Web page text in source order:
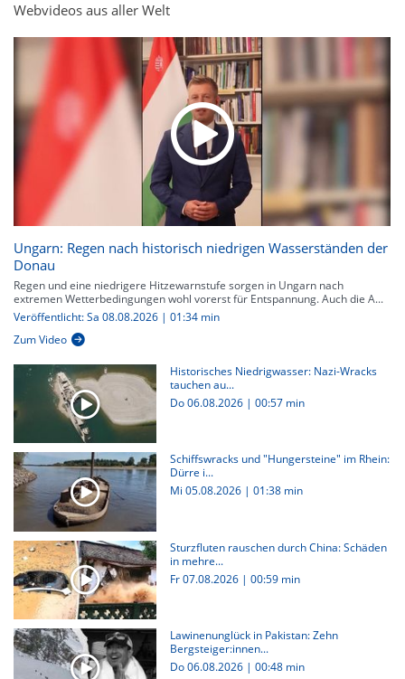
Webvideos aus aller Welt
Ungarn: Regen nach historisch niedrigen Wasserständen der
Donau
Regen und eine niedrigere Hitzewarnstufe sorgen in Ungarn nach
extremen Wetterbedingungen wohl vorerst für Entspannung. Auch die A...
Veröffentlicht: Sa 08.08.2026 | 01:34 min
Zum Video
Historisches Niedrigwasser: Nazi-Wracks
tauchen au...
Do 06.08.2026 | 00:57 min
Schiffswracks und "Hungersteine" im Rhein:
Dürre i...
Mi 05.08.2026 | 01:38 min
Sturzfluten rauschen durch China: Schäden
in mehre...
Fr 07.08.2026 | 00:59 min
Lawinenunglück in Pakistan: Zehn
Bergsteiger:innen...
Do 06.08.2026 | 00:48 min